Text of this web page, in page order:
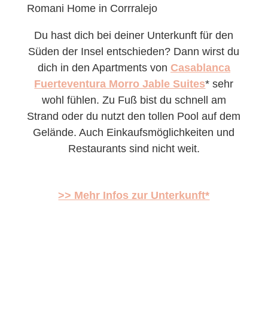
Romani Home in Corrralejo
Du hast dich bei deiner Unterkunft für den
Süden der Insel entschieden? Dann wirst du
dich in den Apartments von Casablanca
Fuerteventura Morro Jable Suites* sehr
wohl fühlen. Zu Fuß bist du schnell am
Strand oder du nutzt den tollen Pool auf dem
Gelände. Auch Einkaufsmöglichkeiten und
Restaurants sind nicht weit.
>> Mehr Infos zur Unterkunft*